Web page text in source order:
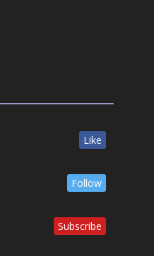
Like
Follow
Subscribe